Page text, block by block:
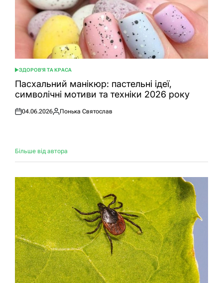
ОПУБЛІКУВАТИ
У
ЗДОРОВ'Я ТА КРАСА
Пасхальний манікюр: пастельні ідеї,
символічні мотиви та техніки 2026 року
Оприлюднено
04.06.2026
Опубліковано
Понька Святослав
Більше від автора